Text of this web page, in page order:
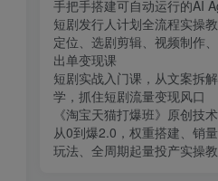
手把手搭建可自动运行的AI
短剧发行人计划全流程实操
定位、选剧剪辑、视频制作
出单变现课​
短剧实战入门课，从文案拆
学，抓住短剧流量变现风口
《淘宝天猫打爆班》原创技
从0到爆2.0，权重搭建、销
玩法、全周期起量投产实操